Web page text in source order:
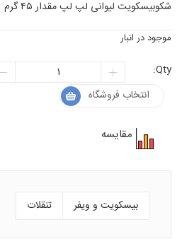
بود.
2,600 تومان.
شکوبیسکویت لیوانی لپ لپ مقدار ۴۵ گرم
موجود در انبار
Qty:
انتخاب فروشگاه
مقایسه
بیسکویت و ویفر تنقلات